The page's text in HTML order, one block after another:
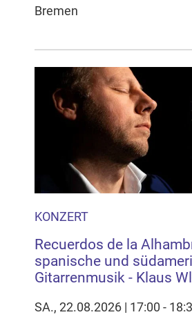
Bremen
KONZERT
Recuerdos de la
spanische und
Gitarrenmusik - Klaus
SA., 22.08.2026 | 17:00 -